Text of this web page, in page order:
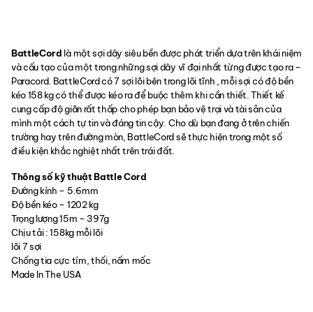
BattleCord là một sợi dây siêu bền được phát triển dựa trên khái niệm
và cấu tạo của một trong những sợi dây vĩ đại nhất từng được tạo ra –
Paracord. BattleCord có 7 sợi lõi bên trong lõi tĩnh , mỗi sợi có độ bền
kéo 158 kg có thể được kéo ra để buộc thêm khi cần thiết. Thiết kế
cung cấp độ giãn rất thấp cho phép bạn bảo vệ trại và tài sản của
mình một cách tự tin và đáng tin cậy. Cho dù bạn đang ở trên chiến
trường hay trên đường mòn, BattleCord sẽ thực hiện trong một số
điều kiện khắc nghiệt nhất trên trái đất.
Thông số kỹ thuật Battle Cord
Đường kính – 5.6mm
Độ bền kéo – 1202 kg
Trọng lượng 15m – 397g
Chịu tải : 158kg mỗi lõi
lõi 7 sợi
Chống tia cực tím, thối, nấm mốc
Made In The USA